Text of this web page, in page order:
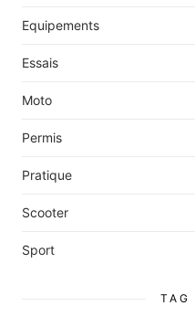
Equipements
Essais
Moto
Permis
Pratique
Scooter
Sport
TAG